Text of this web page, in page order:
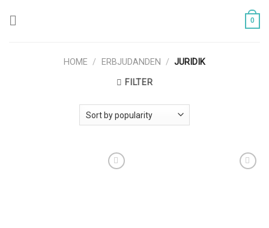
0
HOME / ERBJUDANDEN / JURIDIK
FILTER